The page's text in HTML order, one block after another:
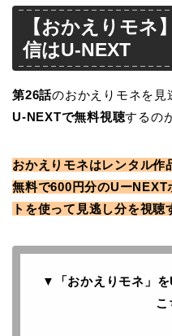
【おかえりモネ
信はU-NEXT
第26話のおかえりモネを見
U-NEXTで無料視聴するの
おかえりモネはレンタル作
無料で600円分のUー
トを使って見逃し分を視聴
▼「おかえりモネ」
こ